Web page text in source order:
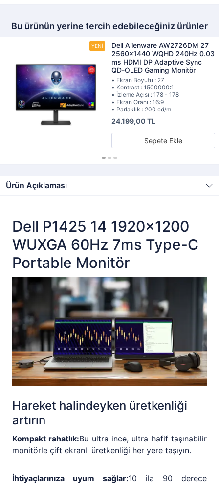
Bu ürünün yerine tercih edebileceğiniz ürünler
Dell Alienware AW2726DM 27
2560x1440 WQHD 240Hz 0.03
ms HDMI DP Adaptive Sync
QD-OLED Gaming Monitör
• Ekran Boyutu : 27
• Kontrast : 1500000:1
• İzleme Açısı : 178 - 178
• Ekran Oranı : 16:9
• Parlaklık : 200 cd/m
24.199,00 TL
Sepete Ekle
Ürün Açıklaması
Dell P1425 14 1920x1200
WUXGA 60Hz 7ms Type-C
Portable Monitör
Hareket halindeyken üretkenliği
artırın
Kompakt rahatlık:Bu ultra ince, ultra hafif taşınabilir
monitörle çift ekranlı üretkenliği her yere taşıyın.
İhtiyaçlarınıza uyum sağlar:10 ila 90 derece